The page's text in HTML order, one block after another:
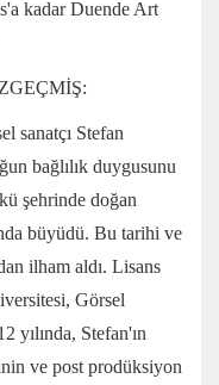
kadar Duende Art
sanatçı Stefan
bağlılık duygusunu
şehrinde doğan
büyüdü. Bu tarihi ve
ilham aldı. Lisans
Görsel
yılında, Stefan'ın
ve post prodüksiyon